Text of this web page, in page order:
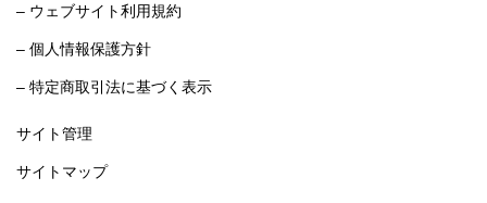
– ウェブサイト利用規約
– 個人情報保護方針
– 特定商取引法に基づく表示
サイト管理
サイトマップ